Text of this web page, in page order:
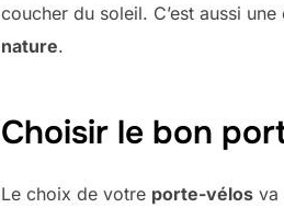
coucher du soleil. C’est aussi
nature.
Choisir le bon
Le choix de votre porte-vélos va